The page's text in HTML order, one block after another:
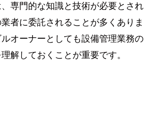
専門的な知識と技術が必要とされ
者に委託されることが多くありま
オーナーとしても設備管理業務の
解しておくことが重要です。